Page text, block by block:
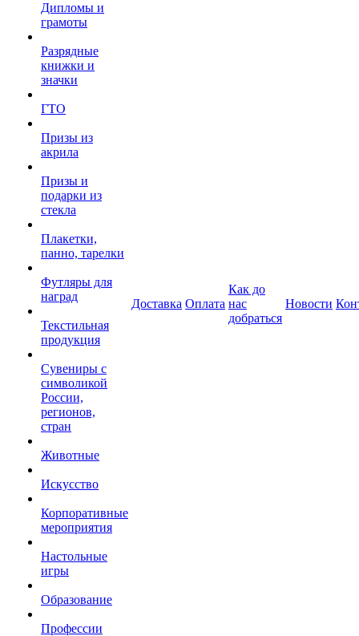
Дипломы и
грамоты
Разрядные
книжки и
значки
ГТО
Призы из
акрила
Призы и
подарки из
стекла
Плакетки,
панно, тарелки
Футляры для
наград
Текстильная
продукция
Сувениры с
символикой
России,
регионов,
стран
Животные
Искусство
Корпоративные
мероприятия
Настольные
игры
Образование
Профессии
Доставка Оплата
Как до
нас
добраться
Новости